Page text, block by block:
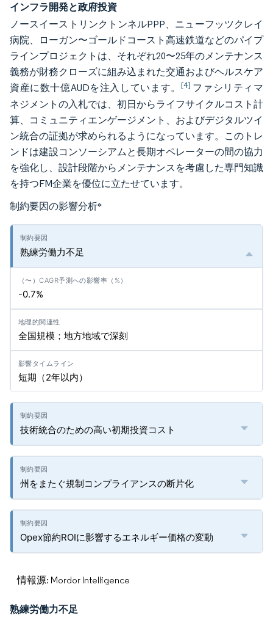
インフラ開発と政府投資
ノースイーストリンクトンネルPPP、ニューフッツクレイ
病院、ローガン〜ゴールドコースト高速鉄道などのパイプ
ラインプロジェクトは、それぞれ20〜25年のメンテナンス
義務が財務クローズに組み込まれた交通およびヘルスケア
資産に数十億AUDを注入しています。 [4] ファシリティマ
ネジメントの入札では、初日からライフサイクルコスト計
算、コミュニティエンゲージメント、およびデジタルツイ
ン統合の証拠が求められるようになっています。このトレ
ンドは建設コンソーシアムと長期オペレーターの間の協力
を強化し、設計段階からメンテナンスを考慮した専門知識
を持つFM企業を優位に立たせています。
制約要因の影響分析*
熟練労働力不足
-0.7%
全国規模；地方地域で深刻
短期（2年以内）
技術統合のための高い初期投資コスト
州をまたぐ規制コンプライアンスの断片化
Opex節約ROIに影響するエネルギー価格の変動
情報源: Mordor Intelligence
熟練労働力不足